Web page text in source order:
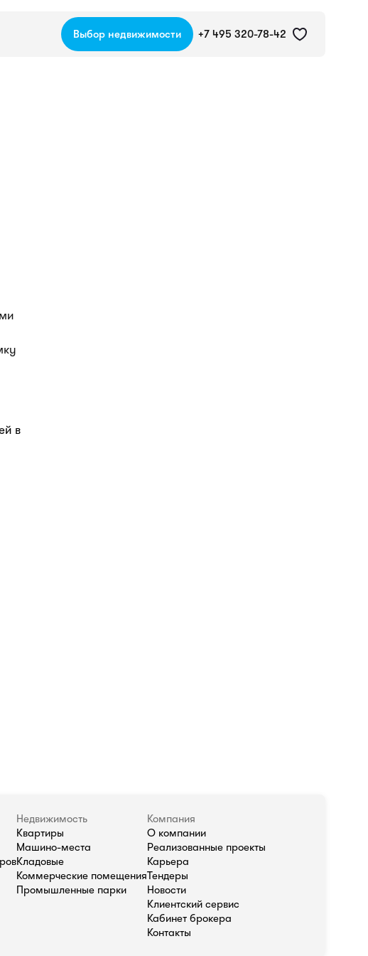
Выбор недвижимости +7 495 320-78-42
в
Недвижимость
Квартиры
Машино-места
Кладовые
Коммерческие помещения
Промышленные парки
Компания
О компании
Реализованные проекты
Карьера
Тендеры
Новости
Клиентский сервис
Кабинет брокера
Контакты